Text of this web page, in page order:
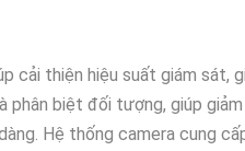
cải thiện hiệu suất giám sát,
biệt đối tượng, giúp giảm
Hệ thống camera cung